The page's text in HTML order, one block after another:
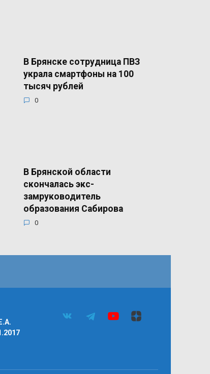
В Брянске сотрудница ПВЗ
украла смартфоны на 100
тысяч рублей
0
В Брянской области
скончалась экс-
замруководитель
образования Сабирова
0